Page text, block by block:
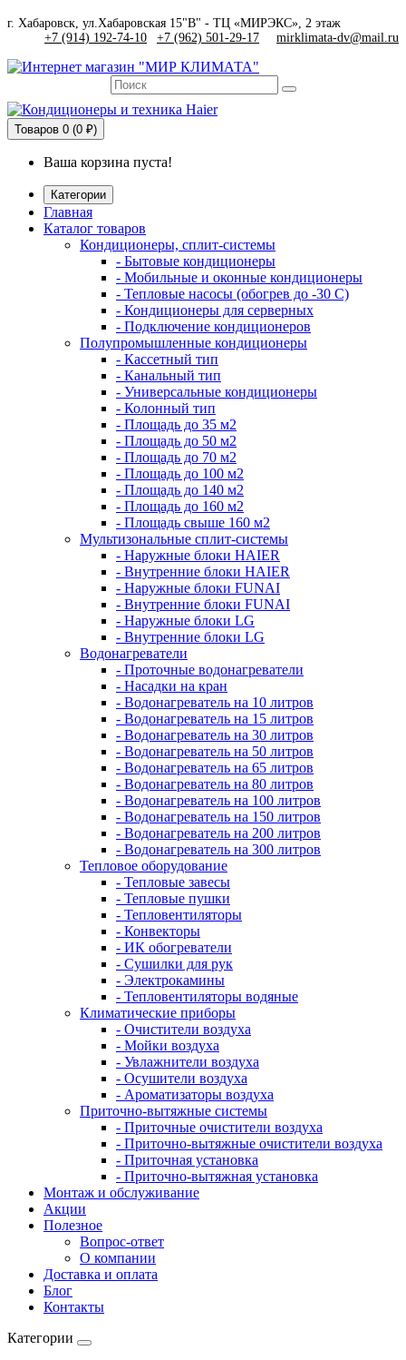
г. Хабаровск, ул.Хабаровская 15"В" - ТЦ «МИРЭКС», 2 этаж
+7 (914) 192-74-10
+7 (962) 501-29-17 mirklimata-dv@mail.ru
Товаров 0 (0 ₽)
Ваша корзина пуста!
Категории
Главная
Каталог товаров
Кондиционеры, сплит-системы
- Бытовые кондиционеры
- Мобильные и оконные кондиционеры
- Тепловые насосы (обогрев до -30 C)
- Кондиционеры для серверных
- Подключение кондиционеров
Полупромышленные кондиционеры
- Кассетный тип
- Канальный тип
- Универсальные кондиционеры
- Колонный тип
- Площадь до 35 м2
- Площадь до 50 м2
- Площадь до 70 м2
- Площадь до 100 м2
- Площадь до 140 м2
- Площадь до 160 м2
- Площадь свыше 160 м2
Мультизональные сплит-системы
- Наружные блоки HAIER
- Внутренние блоки HAIER
- Hаружные блоки FUNAI
- Внутренние блоки FUNAI
- Наружные блоки LG
- Внутренние блоки LG
Водонагреватели
- Проточные водонагреватели
- Наcадки на кран
- Водонагреватель на 10 литров
- Водонагреватель на 15 литров
- Водонагреватель на 30 литров
- Водонагреватель на 50 литров
- Водонагреватель на 65 литров
- Водонагреватель на 80 литров
- Водонагреватель на 100 литров
- Водонагреватель на 150 литров
- Водонагреватель на 200 литров
- Водонагреватель на 300 литров
Тепловое оборудование
- Тепловые завесы
- Тепловые пушки
- Тепловентиляторы
- Конвекторы
- ИК обогреватели
- Сушилки для рук
- Электрокамины
- Тепловентиляторы водяные
Климатические приборы
- Очистители воздуха
- Мойки воздуха
- Увлажнители воздуха
- Осушители воздуха
- Ароматизаторы воздуха
Приточно-вытяжные системы
- Приточные очистители воздуха
- Приточно-вытяжные очистители воздуха
- Приточная установка
- Приточно-вытяжная установка
Монтаж и обслуживание
Акции
Полезное
Вопрос-ответ
О компании
Доставка и оплата
Блог
Контакты
Категории